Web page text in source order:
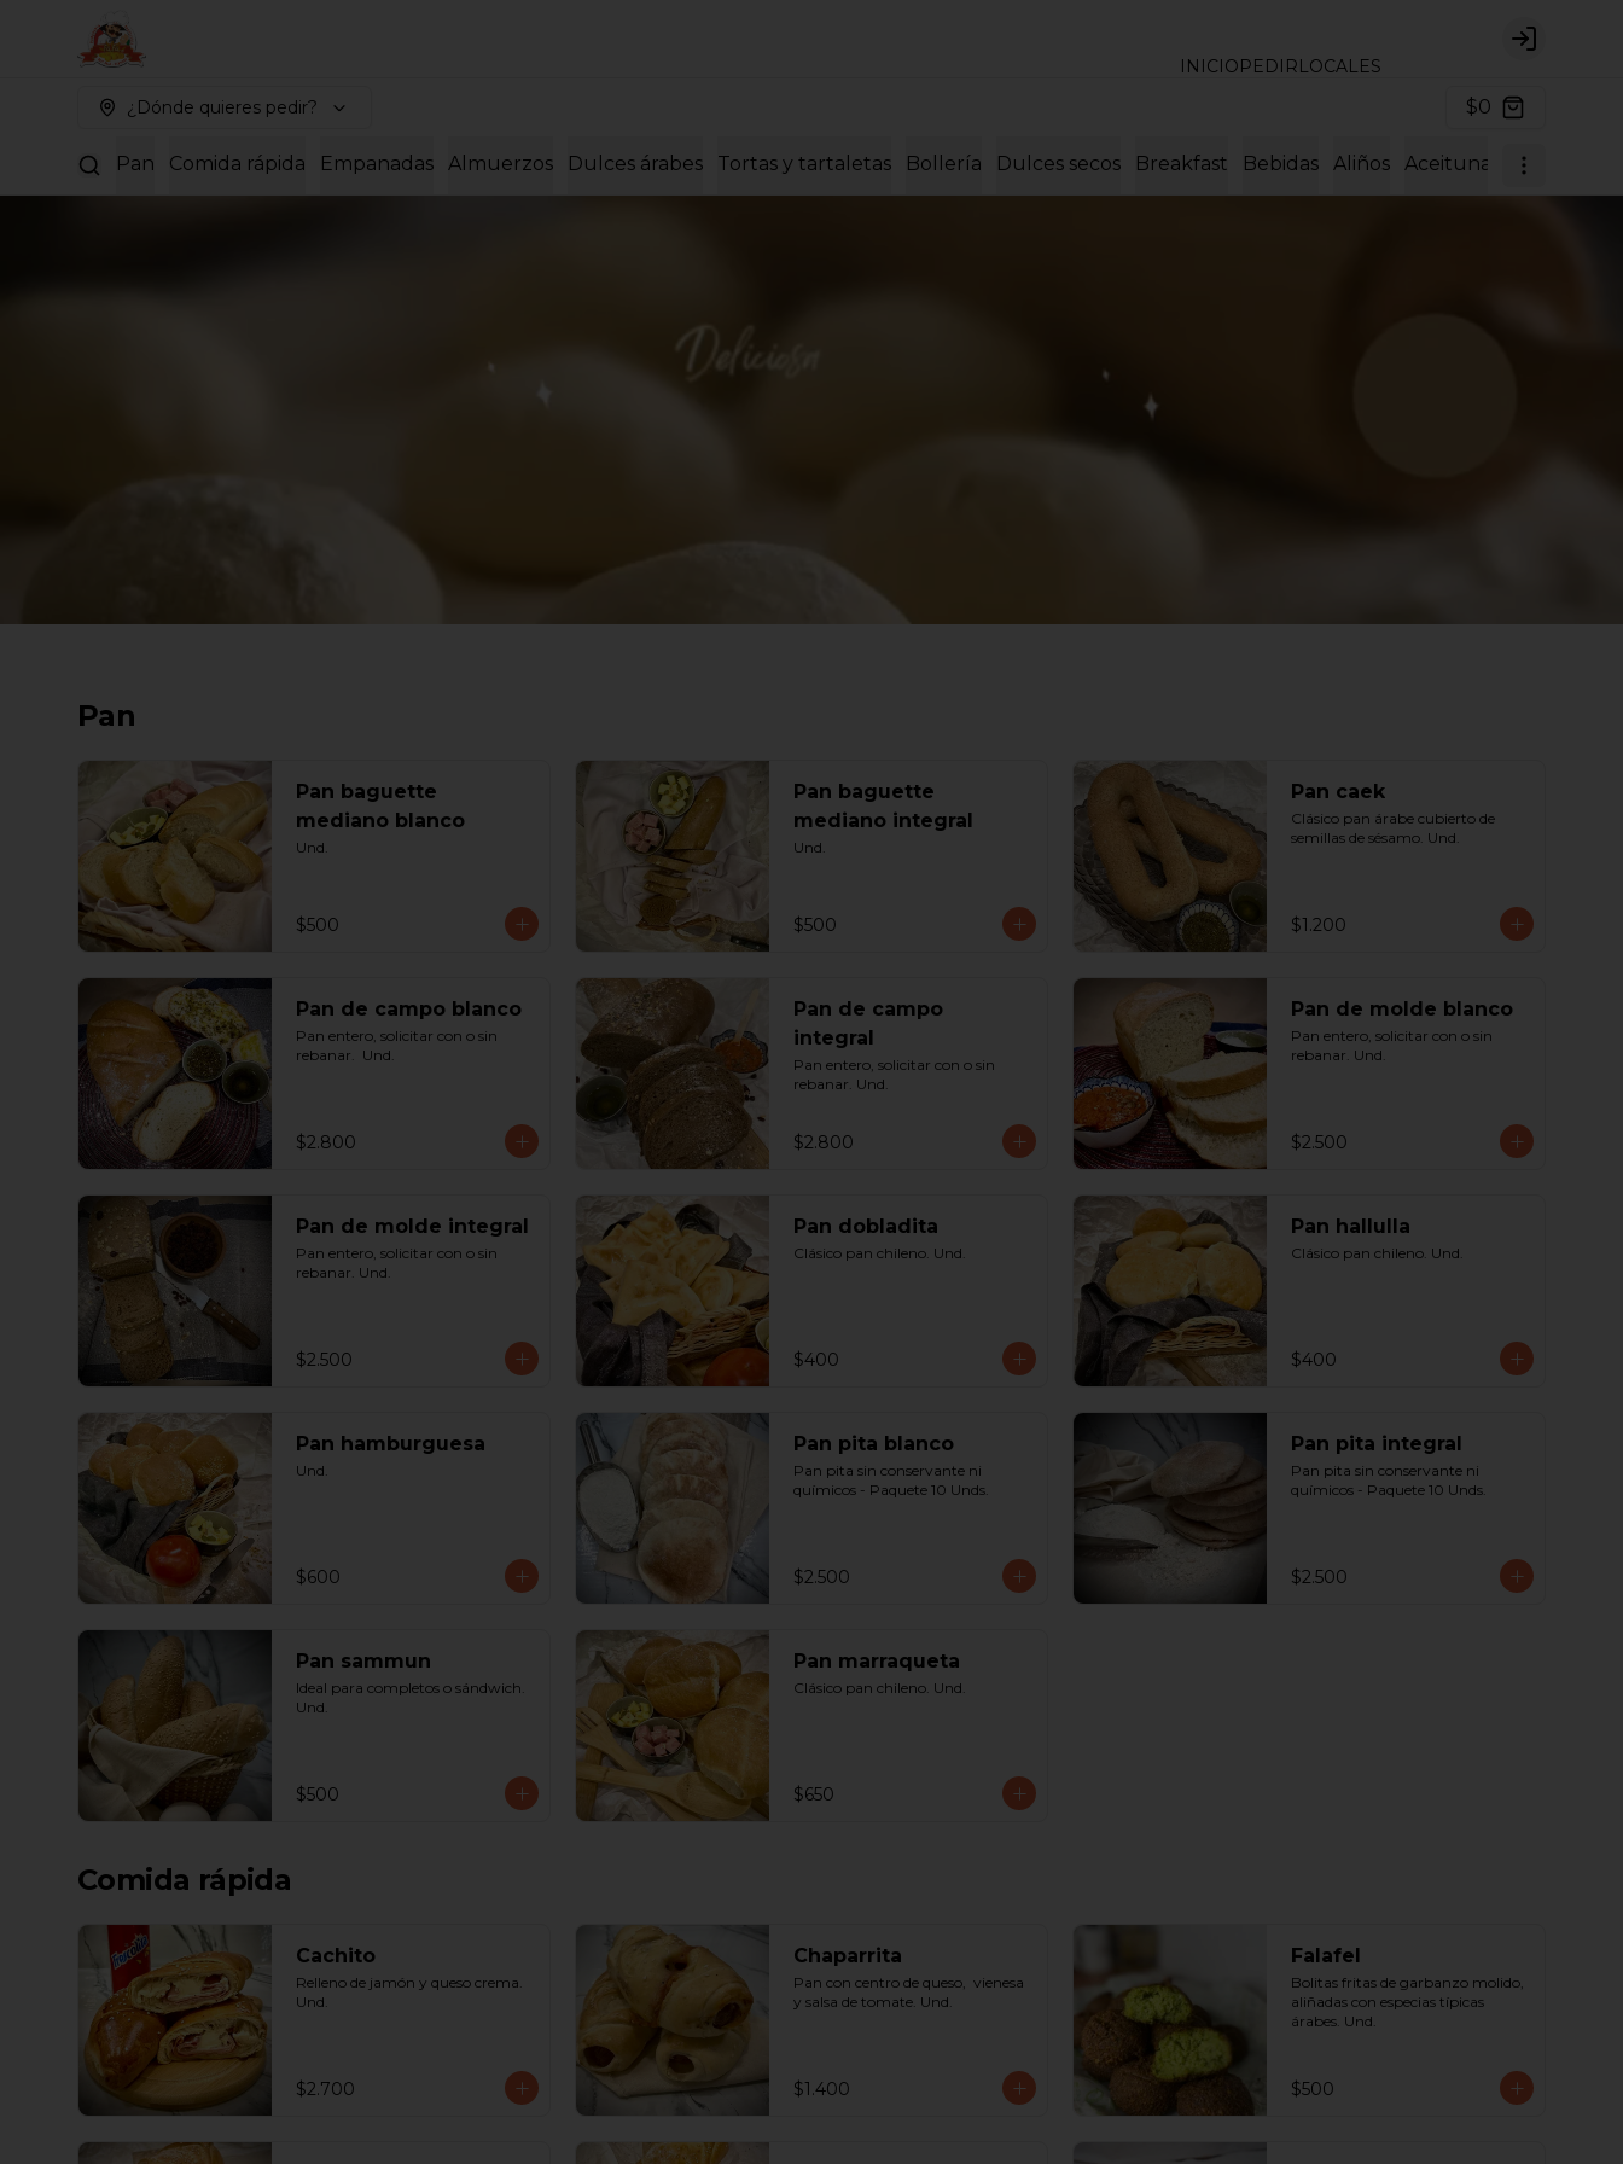
INICIOPEDIRLOCALES
Login
¿Dónde quieres pedir? $0
Pan Comida rápida Empanadas Almuerzos Dulces árabes Tortas y tartaletas Bollería Dulces secos Breakfast Bebidas Aliños Aceitunas y
Pan
Pan baguette
mediano blanco
Und.
$500
Pan baguette
mediano integral
Und.
$500
Pan caek
Clásico pan árabe cubierto de
semillas de sésamo. Und.
$1.200
Pan de campo blanco
Pan entero, solicitar con o sin
rebanar.  Und.
$2.800
Pan de campo
integral
Pan entero, solicitar con o sin
rebanar. Und.
$2.800
Pan de molde blanco
Pan entero, solicitar con o sin
rebanar. Und.
$2.500
Pan de molde integral
Pan entero, solicitar con o sin
rebanar. Und.
$2.500
Pan dobladita
Clásico pan chileno. Und.
$400
Pan hallulla
Clásico pan chileno. Und.
$400
Pan hamburguesa
Und.
$600
Pan pita blanco
Pan pita sin conservante ni
químicos - Paquete 10 Unds.
$2.500
Pan pita integral
Pan pita sin conservante ni
químicos - Paquete 10 Unds.
$2.500
Pan sammun
Ideal para completos o sándwich.
Und.
$500
Pan marraqueta
Clásico pan chileno. Und.
$650
Comida rápida
Cachito
Relleno de jamón y queso crema.
Und.
$2.700
Chaparrita
Pan con centro de queso,  vienesa
y salsa de tomate. Und.
$1.400
Falafel
Bolitas fritas de garbanzo molido,
aliñadas con especias típicas
árabes. Und.
$500